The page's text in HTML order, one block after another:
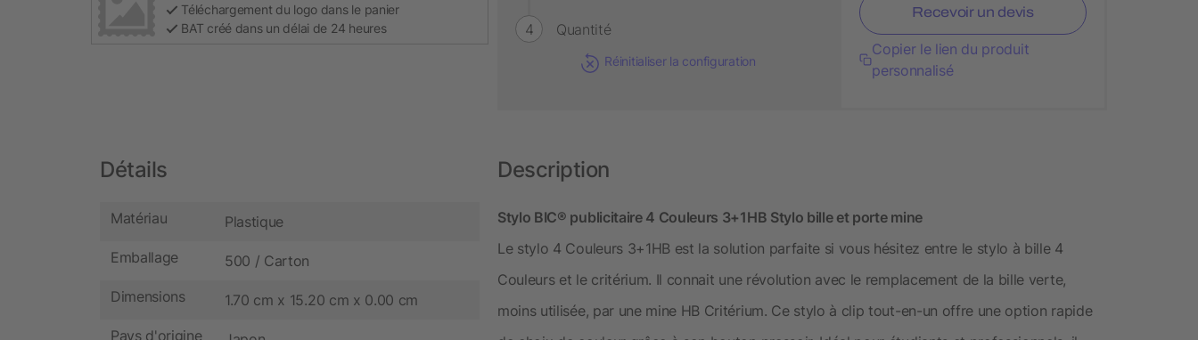
Téléchargement du logo dans le panier
BAT créé dans un délai de 24 heures
Quantité
Réinitialiser la configuration
Recevoir un devis
Copier le lien du produit
personnalisé
Détails
Matériau Plastique
Emballage 500 / Carton
Dimensions 1.70 cm x 15.20 cm x 0.00 cm
Pays d'origine
Description
Stylo BIC® publicitaire 4 Couleurs 3+1HB Stylo bille et porte mine
Le stylo 4 Couleurs 3+1HB est la solution parfaite si vous hésitez entre le stylo à bille 4
Couleurs et le critérium. Il connait une révolution avec le remplacement de la bille verte,
moins utilisée, par une mine HB Critérium. Ce stylo à clip tout-en-un offre une option rapide